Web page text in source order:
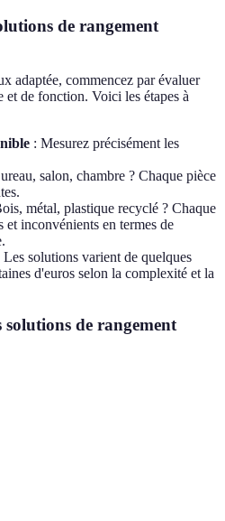
de rangement
adaptée, commencez par évaluer
et de fonction. Voici les étapes à
: Mesurez précisément les
salon, chambre ? Chaque pièce
métal, plastique recyclé ? Chaque
et inconvénients en termes de
Les solutions varient de quelques
d'euros selon la complexité et la
de rangement